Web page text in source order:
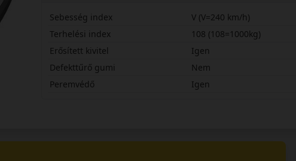
Sebesség index
V (V=240 km/h)
Terhelési index
108 (108=1000kg)
Erősített kivitel
Igen
Defekttűrő gumi
Nem
Peremvédő
Igen